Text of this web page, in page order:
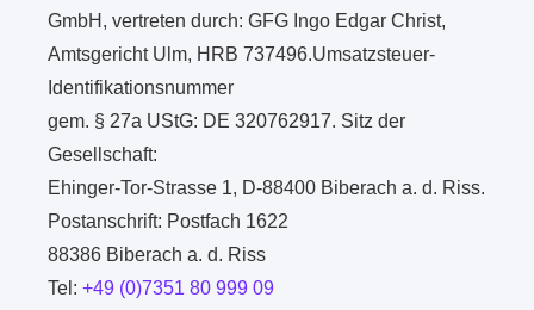
GmbH, vertreten durch: GFG Ingo Edgar Christ,
Amtsgericht Ulm, HRB 737496.Umsatzsteuer-
Identifikationsnummer
gem. § 27a UStG: DE 320762917. Sitz der
Gesellschaft:
Ehinger-Tor-Strasse 1, D-88400 Biberach a. d. Riss.
Postanschrift: Postfach 1622
88386 Biberach a. d. Riss
Tel:+49 (0)7351 80 999 09